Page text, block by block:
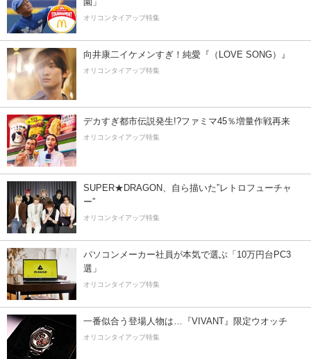
オリコンタイアップ特集
向井康二イケメンすぎ！純愛『（LOVE SONG）』
オリコンタイアップ特集
デカすぎ都市伝説発生!?ファミマ45％増量作戦再来
オリコンタイアップ特集
SUPER★DRAGON、自ら描いた”レトロフューチャ
ー”
オリコンタイアップ特集
パソコンメーカー社員が本気で選ぶ「10万円台PC3
選」
オリコンタイアップ特集
一番似合う登場人物は…『VIVANT』限定ウオッチ
オリコンタイアップ特集